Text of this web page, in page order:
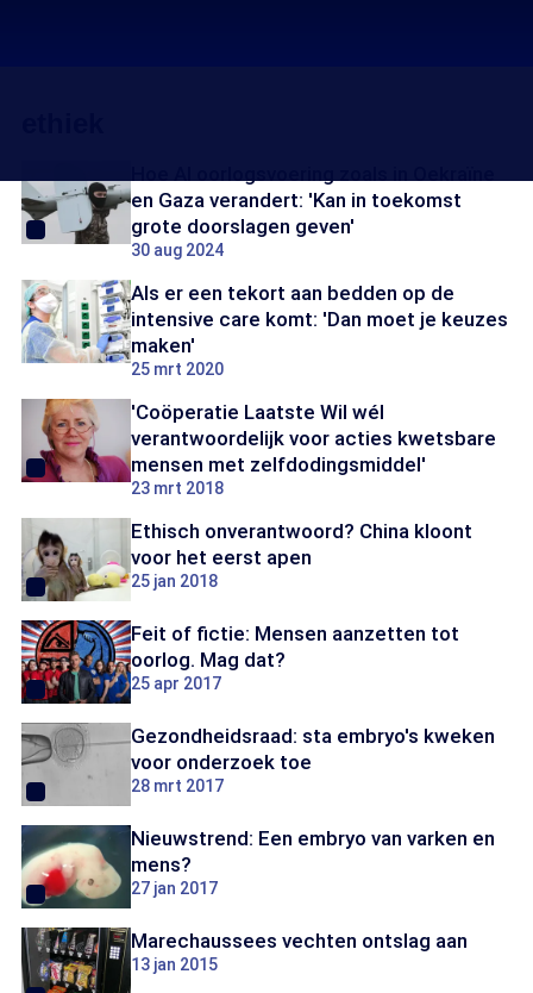
en Gaza verandert: 'Kan in toekomst
grote doorslagen geven'
30 aug 2024
Als er een tekort aan bedden op de
intensive care komt: 'Dan moet je keuzes
maken'
25 mrt 2020
'Coöperatie Laatste Wil wél
verantwoordelijk voor acties kwetsbare
mensen met zelfdodingsmiddel'
23 mrt 2018
Ethisch onverantwoord? China kloont
voor het eerst apen
25 jan 2018
Feit of fictie: Mensen aanzetten tot
oorlog. Mag dat?
25 apr 2017
Gezondheidsraad: sta embryo's kweken
voor onderzoek toe
28 mrt 2017
Nieuwstrend: Een embryo van varken en
mens?
27 jan 2017
Marechaussees vechten ontslag aan
13 jan 2015